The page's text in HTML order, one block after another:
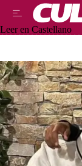
Leer en Castellano